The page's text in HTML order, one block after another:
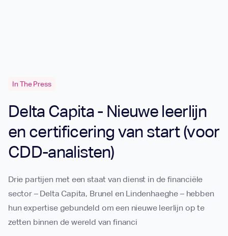
In The Press
Delta Capita - Nieuwe leerlijn
en certificering van start (voor
CDD-analisten)
Drie partijen met een staat van dienst in de financiële
sector – Delta Capita, Brunel en Lindenhaeghe – hebben
hun expertise gebundeld om een nieuwe leerlijn op te
zetten binnen de wereld van financi